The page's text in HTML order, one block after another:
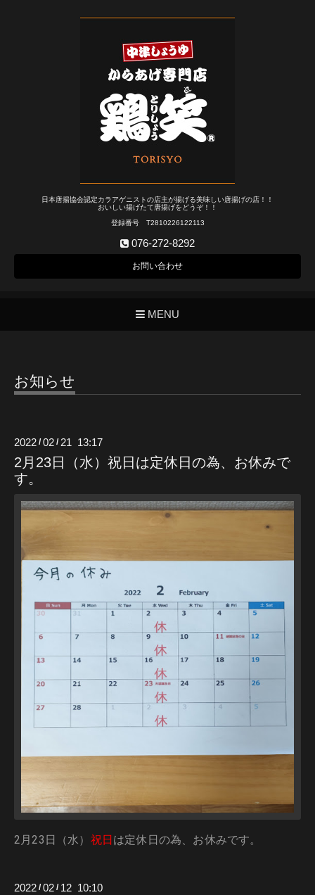
日本唐揚協会認定カラアゲニストの店主が揚げる美味しい唐揚げの店！！
おいしい揚げたて唐揚げをどうぞ！！
登録番号 T2810226122113
076-272-8292
お問い合わせ
MENU
お知らせ
2022 /02 / 21 13:17
2月23日（水）祝日は定休日の為、お休みで
す。
2月23日（水） 祝日は定休日の為、お休みです。
2022 /02 / 12 10:10